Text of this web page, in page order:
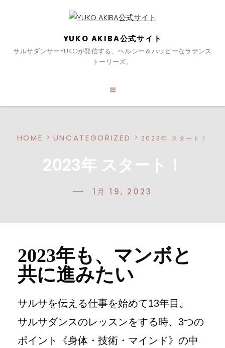
YUKO AKIBA公式サイト
サルサダンサーYUKOが発信する、ヘルシー＆ハッピーなラテンス
トーリーズ。
HOME UNCATEGORIZED 2023年 スタート！
2023年 スタート！
1月 19, 2023
2023年も、マンボと
共に進みたい
サルサを伝える仕事を始めて13年目。
サルサダンスのレッスンをする時、3つの
ポイント《身体・技術・マインド》の中